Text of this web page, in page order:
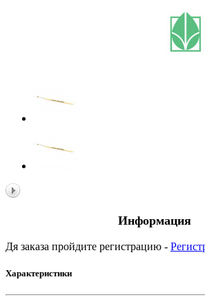
Информация
Дя заказа пройдите регистрацию -
Характеристики